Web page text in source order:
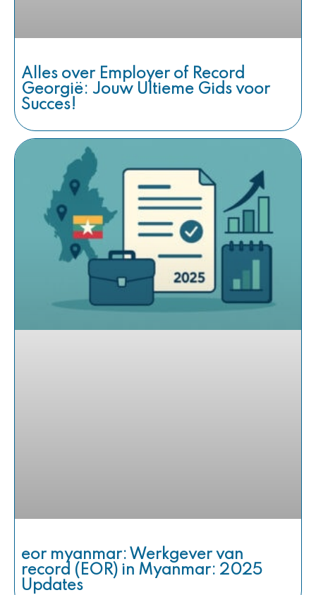
Alles over Employer of Record
Georgië: Jouw Ultieme Gids voor
Succes!
eor myanmar: Werkgever van
record (EOR) in Myanmar: 2025
Updates